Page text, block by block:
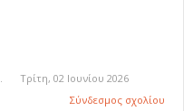
Τρίτη, 02 Ιουνίου 2026
Σύνδεσμος σχολίου